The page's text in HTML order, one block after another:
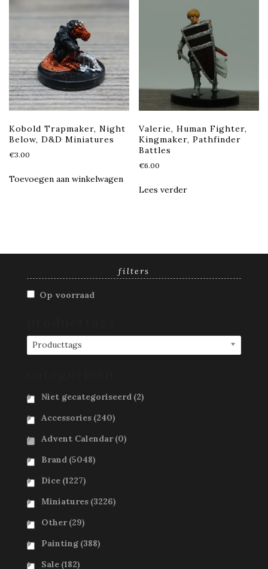
Kobold Trapmaker, Night
Below, D&D Miniatures
€3.00
Toevoegen aan winkelwagen
Valerie, Human Fighter,
Kingmaker, Pathfinder
Battles
€6.00
Lees verder
filters
Op voorraad
Producttags
Niet gecategoriseerd (2)
Accessories (240)
Advent Calendar (0)
Brand (5048)
Dice (1227)
Miniatures (3226)
Other (29)
Painting (388)
Sale (182)